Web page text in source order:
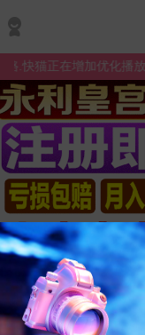
猫正在增加优化播放线
热门